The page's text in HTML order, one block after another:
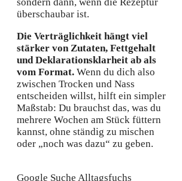
überschaubar ist.
Die Verträglichkeit hängt viel
stärker von Zutaten, Fettgehalt
und Deklarationsklarheit ab als
vom Format. Wenn du dich also
zwischen Trocken und Nass
entscheiden willst, hilft ein simpler
Maßstab: Du brauchst das, was du
mehrere Wochen am Stück füttern
kannst, ohne ständig zu mischen
oder „noch was dazu“ zu geben.
Google Suche Alltagsfuchs